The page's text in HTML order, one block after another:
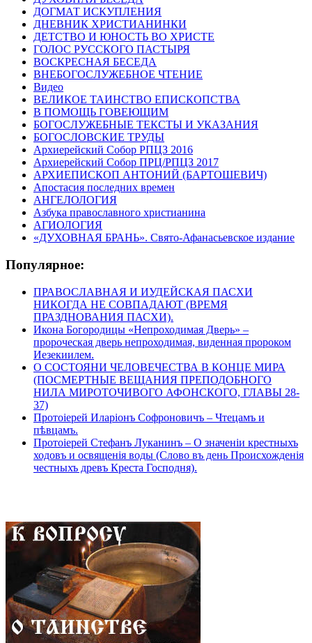
ДОГМАТ ИСКУПЛЕНИЯ
ДНЕВНИК ХРИСТИАНИНКИ
ДЕТСТВО И ЮНОСТЬ ВО ХРИСТЕ
ГОЛОС РУССКОГО ПАСТЫРЯ
ВОСКРЕСНАЯ БЕСЕДА
ВНЕБОГОСЛУЖЕБНОЕ ЧТЕНИЕ
Видео
ВЕЛИКОЕ ТАИНСТВО ЕПИСКОПСТВА
В ПОМОЩЬ ГОВЕЮЩИМ
БОГОСЛУЖЕБНЫЕ ТЕКСТЫ И УКАЗАНИЯ
БОГОСЛОВСКИЕ ТРУДЫ
Архиерейский Собор РПЦЗ 2016
Архиерейский Собор ПРЦ/РПЦЗ 2017
АРХИЕПИСКОП АНТОНИЙ (БАРТОШЕВИЧ)
Апостасия последних времен
АНГЕЛОЛОГИЯ
Азбука православного христианина
АГИОЛОГИЯ
«ДУХОВНАЯ БРАНЬ». Свято-Афанасьевское издание
Популярное:
ПРАВОСЛАВНАЯ И ИУДЕЙСКАЯ ПАСХИ
НИКОГДА НЕ СОВПАДАЮТ (ВРЕМЯ
ПРАЗДНОВАНИЯ ПАСХИ).
Икона Богородицы «Непроходимая Дверь» –
пророческая дверь непроходимая, виденная пророком
Иезекиилем.
О СОСТОЯНИ ЧЕЛОВЕЧЕСТВА В КОНЦЕ МИРА
(ПОСМЕРТНЫЕ ВЕЩАНИЯ ПРЕПОДОБНОГО
НИЛА МИРОТОЧИВОГО АФОНСКОГО, ГЛАВЫ 28-
37)
Протоіерей Иларіонъ Софроновичъ – Чтецамъ и
пѣвцамъ.
Протоіерей Стефанъ Луканинъ – О значеніи крестныхъ
ходовъ и освященія воды (Слово въ день Происхожденія
честныхъ древъ Креста Господня).